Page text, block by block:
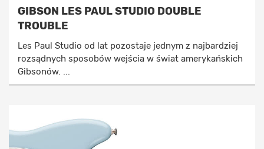
GIBSON LES PAUL STUDIO DOUBLE
TROUBLE
Les Paul Studio od lat pozostaje jednym z najbardziej
rozsądnych sposobów wejścia w świat amerykańskich
Gibsonów. ...